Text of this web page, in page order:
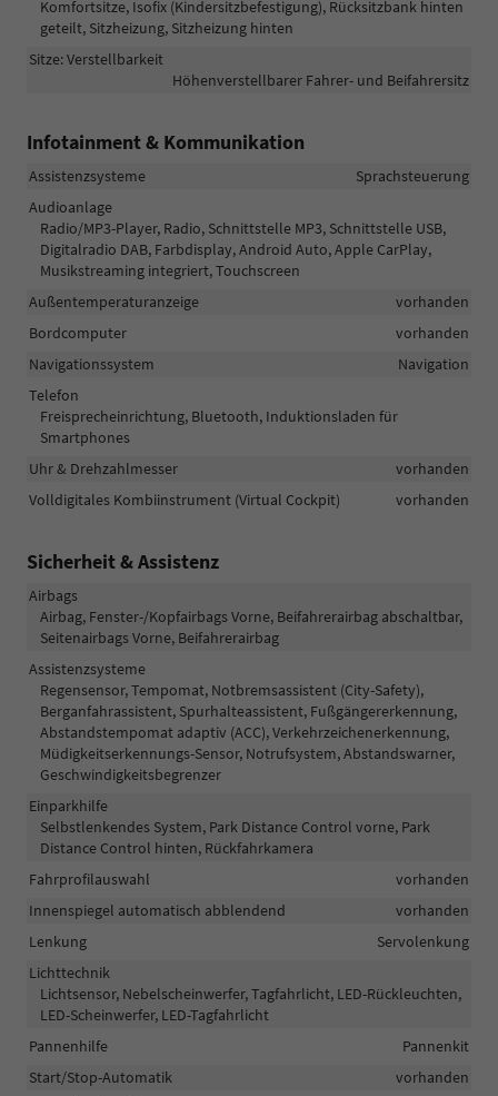
Komfortsitze, Isofix (Kindersitzbefestigung), Rücksitzbank hinten
geteilt, Sitzheizung, Sitzheizung hinten
Sitze: Verstellbarkeit
Höhenverstellbarer Fahrer- und Beifahrersitz
Infotainment & Kommunikation
Assistenzsysteme
Sprachsteuerung
Audioanlage
Radio/MP3-Player, Radio, Schnittstelle MP3, Schnittstelle USB,
Digitalradio DAB, Farbdisplay, Android Auto, Apple CarPlay,
Musikstreaming integriert, Touchscreen
Außentemperaturanzeige
vorhanden
Bordcomputer
vorhanden
Navigationssystem
Navigation
Telefon
Freisprecheinrichtung, Bluetooth, Induktionsladen für
Smartphones
Uhr & Drehzahlmesser
vorhanden
Volldigitales Kombiinstrument (Virtual Cockpit)
vorhanden
Sicherheit & Assistenz
Airbags
Airbag, Fenster-/Kopfairbags Vorne, Beifahrerairbag abschaltbar,
Seitenairbags Vorne, Beifahrerairbag
Assistenzsysteme
Regensensor, Tempomat, Notbremsassistent (City-Safety),
Berganfahrassistent, Spurhalteassistent, Fußgängererkennung,
Abstandstempomat adaptiv (ACC), Verkehrzeichenerkennung,
Müdigkeitserkennungs-Sensor, Notrufsystem, Abstandswarner,
Geschwindigkeitsbegrenzer
Einparkhilfe
Selbstlenkendes System, Park Distance Control vorne, Park
Distance Control hinten, Rückfahrkamera
Fahrprofilauswahl
vorhanden
Innenspiegel automatisch abblendend
vorhanden
Lenkung
Servolenkung
Lichttechnik
Lichtsensor, Nebelscheinwerfer, Tagfahrlicht, LED-Rückleuchten,
LED-Scheinwerfer, LED-Tagfahrlicht
Pannenhilfe
Pannenkit
Start/Stop-Automatik
vorhanden